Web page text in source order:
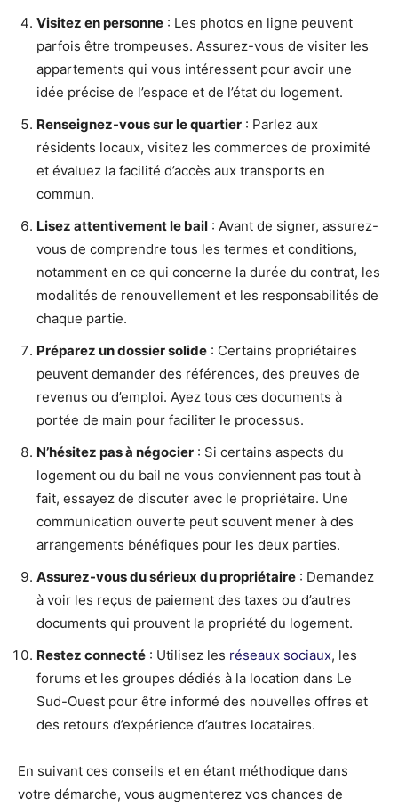
Visitez en personne : Les photos en ligne peuvent
parfois être trompeuses. Assurez-vous de visiter les
appartements qui vous intéressent pour avoir une
idée précise de l’espace et de l’état du logement.
Renseignez-vous sur le quartier : Parlez aux
résidents locaux, visitez les commerces de proximité
et évaluez la facilité d’accès aux transports en
commun.
Lisez attentivement le bail : Avant de signer, assurez-
vous de comprendre tous les termes et conditions,
notamment en ce qui concerne la durée du contrat, les
modalités de renouvellement et les responsabilités de
chaque partie.
Préparez un dossier solide : Certains propriétaires
peuvent demander des références, des preuves de
revenus ou d’emploi. Ayez tous ces documents à
portée de main pour faciliter le processus.
N’hésitez pas à négocier : Si certains aspects du
logement ou du bail ne vous conviennent pas tout à
fait, essayez de discuter avec le propriétaire. Une
communication ouverte peut souvent mener à des
arrangements bénéfiques pour les deux parties.
Assurez-vous du sérieux du propriétaire : Demandez
à voir les reçus de paiement des taxes ou d’autres
documents qui prouvent la propriété du logement.
Restez connecté : Utilisez les réseaux sociaux, les
forums et les groupes dédiés à la location dans Le
Sud-Ouest pour être informé des nouvelles offres et
des retours d’expérience d’autres locataires.
En suivant ces conseils et en étant méthodique dans
votre démarche, vous augmenterez vos chances de